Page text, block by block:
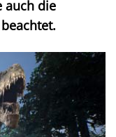
auch die